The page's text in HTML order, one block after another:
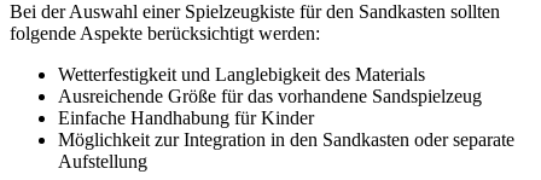
Bei der Auswahl einer Spielzeugkiste für den Sandkasten sollten
folgende Aspekte berücksichtigt werden:
Wetterfestigkeit und Langlebigkeit des Materials
Ausreichende Größe für das vorhandene Sandspielzeug
Einfache Handhabung für Kinder
Möglichkeit zur Integration in den Sandkasten oder separate
Aufstellung